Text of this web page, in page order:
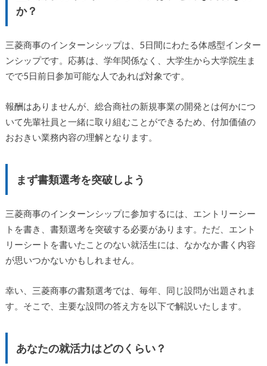
か？
三菱商事のインターンシップは、5日間にわたる体感型インター
ンシップです。応募は、学年関係なく、大学生から大学院生ま
でで5日前日参加可能な人であれば対象です。
報酬はありませんが、総合商社の新規事業の開発とは何かにつ
いて先輩社員と一緒に取り組むことができるため、付加価値の
おおきい業務内容の理解となります。
まず書類選考を突破しよう
三菱商事のインターンシップに参加するには、エントリーシー
トを書き、書類選考を突破する必要があります。ただ、エント
リーシートを書いたことのない就活生には、なかなか書く内容
が思いつかないかもしれません。
幸い、三菱商事の書類選考では、毎年、同じ設問が出題されま
す。そこで、主要な設問の答え方を以下で解説いたします。
あなたの就活力はどのくらい？